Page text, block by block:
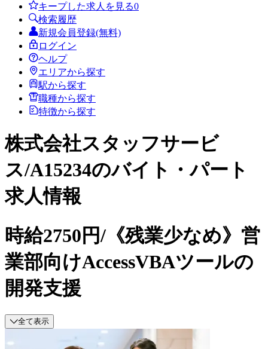
キープした求人を見る0
検索履歴
新規会員登録(無料)
ログイン
ヘルプ
エリアから探す
駅から探す
職種から探す
特徴から探す
株式会社スタッフサービ
ス/A15234のバイト・パート
求人情報
時給2750円/《残業少なめ》営
業部向けAccessVBAツールの
開発支援
全て表示